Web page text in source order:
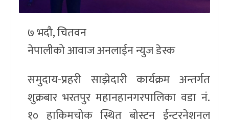
७ भदौ, चितवन
नेपालीको आवाज अनलाईन न्युज डेस्क
समुदाय-प्रहरी साझेदारी कार्यक्रम अन्तर्गत
शुक्रबार भरतपुर महानहानगरपालिका वडा नं.
१० हाकिमचोक स्थित बोस्टन ईन्टरनेशनल